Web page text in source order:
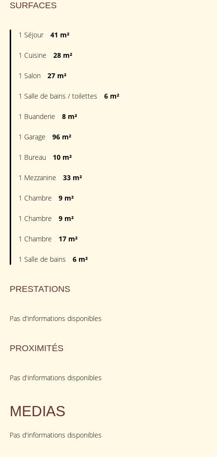
SURFACES
1 Séjour 41 m²
1 Cuisine 28 m²
1 Salon 27 m²
1 Salle de bains / toilettes 6 m²
1 Buanderie 8 m²
1 Garage 96 m²
1 Bureau 10 m²
1 Mezzanine 33 m²
1 Chambre 9 m²
1 Chambre 9 m²
1 Chambre 17 m²
1 Salle de bains 6 m²
PRESTATIONS
Pas d'informations disponibles
PROXIMITÉS
Pas d'informations disponibles
MEDIAS
Pas d'informations disponibles